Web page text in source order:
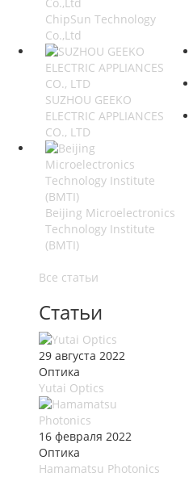
ChipSun Technology
Co.,Ltd
SUZHOU GEEKO
ELECTRIC APPLIANCES
CO., LTD
Beijing Microelectronics
Technology Institute
(BMTI)
Все статьи
Статьи
29 августа 2022
Оптика
Yutai Optics
16 февраля 2022
Оптика
Hamamatsu Photonics